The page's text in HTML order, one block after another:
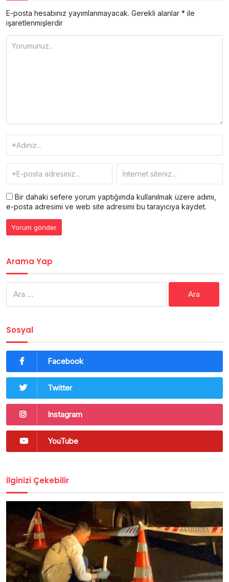
E-posta hesabınız yayımlanmayacak. Gerekli alanlar * ile
işaretlenmişlerdir
Bir dahaki sefere yorum yaptığımda kullanılmak üzere adımı,
e-posta adresimi ve web site adresimi bu tarayıcıya kaydet.
Arama Yap
Sosyal
Facebook
Twitter
Instagram
YouTube
İlginizi Çekebilir